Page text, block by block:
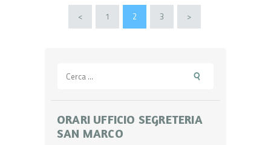
Paginazione
degli
< PAGE
1 PAGE
2 PAGE
3 >
per:
ORARI UFFICIO SEGRETERIA
SAN MARCO